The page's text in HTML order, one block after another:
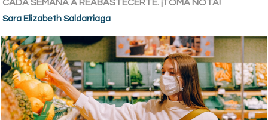
CADA SEMANA A REABASTECERTE. ¡TOMA NOTA!
Sara Elizabeth Saldarriaga